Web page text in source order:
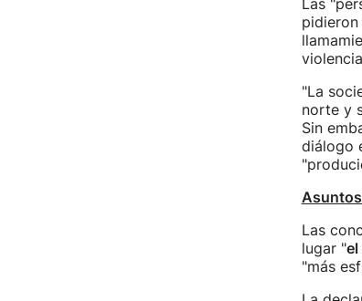
Las
"La
norte y
Sin
diálogo
Las
lugar "el
"más